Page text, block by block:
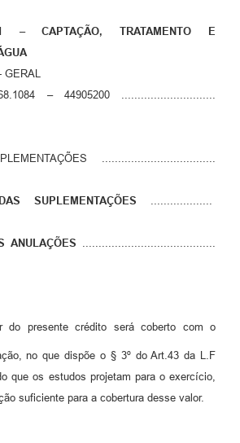
– CAPTAÇÃO, TRATAMENTO E
– 44905200 .............................
...................................
SUPLEMENTAÇÕES
ANULAÇÕES
do presente crédito será coberto com o
no que dispõe o § 3º do Art.43 da L.F
que os estudos projetam para o exercício,
suficiente para a cobertura desse valor.